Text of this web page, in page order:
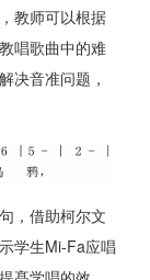
教师可以根据
唱歌曲中的难
决音准问题，
，借助柯尔文
学生Mi-Fa应唱